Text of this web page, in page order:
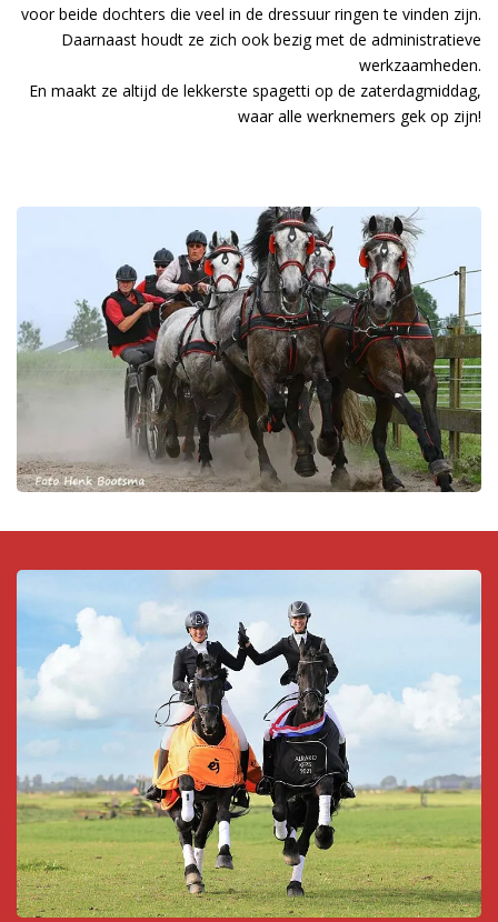
voor beide dochters die veel in de dressuur ringen te vinden zijn.
Daarnaast houdt ze zich ook bezig met de administratieve
werkzaamheden.
En maakt ze altijd de lekkerste spagetti op de zaterdagmiddag,
waar alle werknemers gek op zijn!